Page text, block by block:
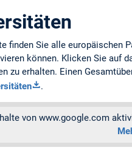
finden Sie alle europäischen
können. Klicken Sie auf
zu erhalten. Einen
.
von www.google.com